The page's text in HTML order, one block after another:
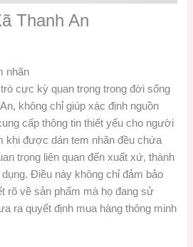
Thanh An
nhãn
cực kỳ quan trọng trong đời sống
không chỉ giúp xác định nguồn
cấp thông tin thiết yếu cho người
khi được dán tem nhãn đều chứa
trọng liên quan đến xuất xứ, thành
Điều này không chỉ đảm bảo
rõ về sản phẩm mà họ đang sử
ra quyết định mua hàng thông minh